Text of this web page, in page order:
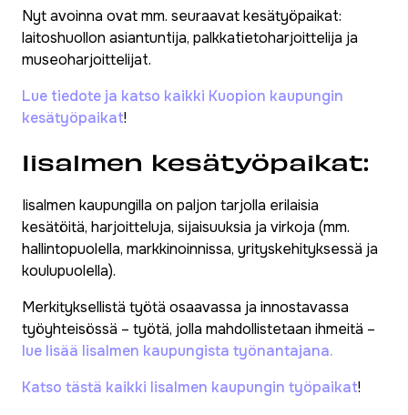
Nyt avoinna ovat mm. seuraavat kesätyöpaikat:
laitoshuollon asiantuntija, palkkatietoharjoittelija ja
museoharjoittelijat.
Lue tiedote ja katso kaikki Kuopion kaupungin
kesätyöpaikat!
Iisalmen kesätyöpaikat:
Iisalmen kaupungilla on paljon tarjolla erilaisia
kesätöitä, harjoitteluja, sijaisuuksia ja virkoja (mm.
hallintopuolella, markkinoinnissa, yrityskehityksessä ja
koulupuolella).
Merkityksellistä työtä osaavassa ja innostavassa
työyhteisössä – työtä, jolla mahdollistetaan ihmeitä –
lue lisää Iisalmen kaupungista työnantajana.
Katso tästä kaikki Iisalmen kaupungin työpaikat!